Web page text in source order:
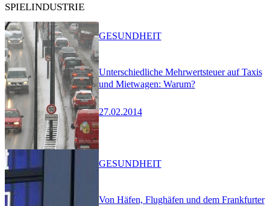
SPIELINDUSTRIE
Unterschiedliche Mehrwertsteuer auf Taxis
und Mietwagen: Warum?
27.02.2014
GESUNDHEIT
Von Häfen, Flughäfen und dem Frankfurter
GESUNDHEIT